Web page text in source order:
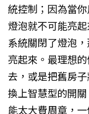
統控制；因為當
燈泡就不可能亮
系統關閉了燈泡
亮起來。最理想
去，或是把舊房
換上智慧型的開
能太大費周章，